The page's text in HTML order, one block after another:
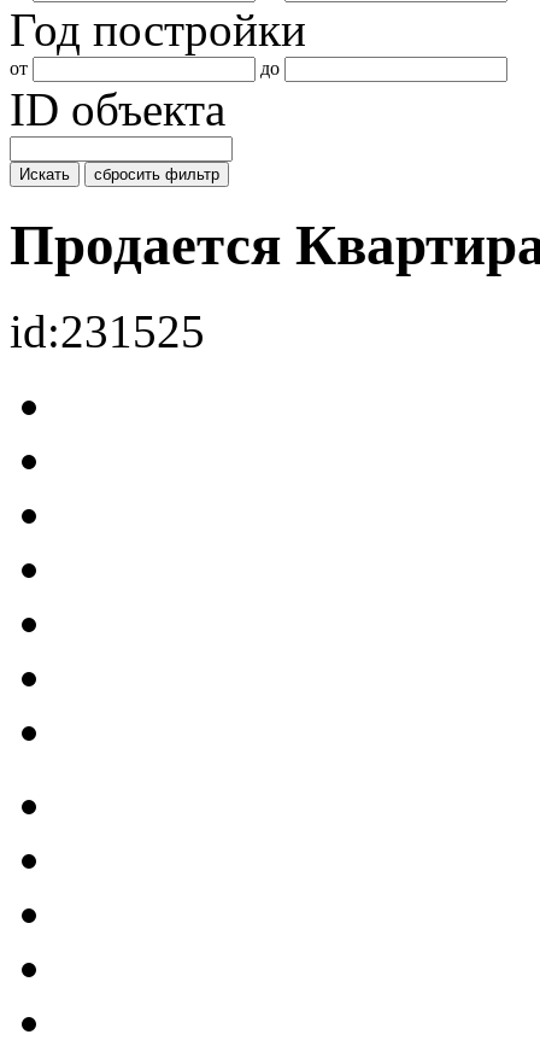
Год постройки
от до
ID объекта
Искать сбросить фильтр
Продается
id:231525